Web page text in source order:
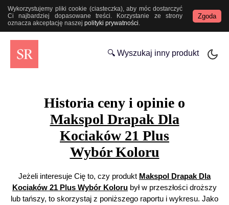
Wykorzystujemy pliki cookie (ciasteczka), aby móc dostarczyć
Ci najbardziej dopasowane treści. Korzystanie ze strony
oznacza akceptację naszej polityki prywatności.
Zgoda
🔍 Wyszukaj inny produkt
Historia ceny i opinie o
Makspol Drapak Dla
Kociaków 21 Plus
Wybór Koloru
Jeżeli interesuje Cię to, czy produkt Makspol Drapak Dla
Kociaków 21 Plus Wybór Koloru był w przeszłości droższy
lub tańszy, to skorzystaj z poniższego raportu i wykresu. Jako